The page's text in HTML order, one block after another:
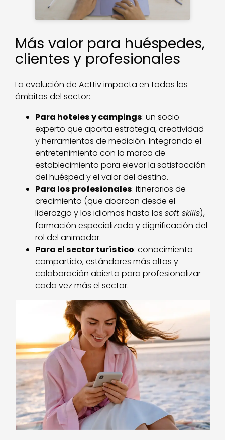
Más valor para huéspedes,
clientes y profesionales
La evolución de Acttiv impacta en todos los
ámbitos del sector:
Para hoteles y campings: un socio
experto que aporta estrategia, creatividad
y herramientas de medición. Integrando el
entretenimiento con la marca de
establecimiento para elevar la satisfacción
del huésped y el valor del destino.
Para los profesionales: itinerarios de
crecimiento (que abarcan desde el
liderazgo y los idiomas hasta lassoft skills),
formación especializada y dignificación del
rol del animador.
Para el sector turístico: conocimiento
compartido, estándares más altos y
colaboración abierta para profesionalizar
cada vez más el sector.